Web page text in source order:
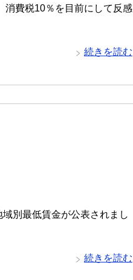
費税10％を目前にして反感
続きを読む
別最低賃金が公表されまし
続きを読む